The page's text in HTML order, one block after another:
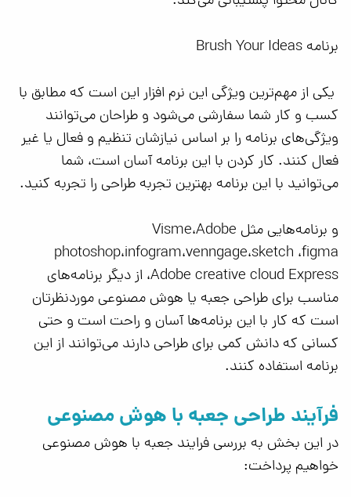
برنامه Brush Your Ideas
یکی از مهم‌ترین ویژگی این نرم افزار این است که مطابق با
کسب و کار شما سفارشی می‌شود و طراحان می‌توانند
ویژگی‌های برنامه را بر اساس نیازشان تنظیم و فعال یا غیر
فعال کنند. کار کردن با این برنامه آسان است، شما
می‌توانید با این برنامه بهترین تجربه طراحی را تجربه کنید.
و برنامه‌هایی مثل Visme،Adobe
photoshop،infogram،venngage،sketch ،figma
،Adobe creative cloud Express از دیگر برنامه‌های
مناسب برای طراحی جعبه یا هوش مصنوعی موردنظرتان
است که کار با این برنامه‌ها آسان و راحت است و حتی
کسانی که دانش کمی برای طراحی دارند می‌توانند از این
برنامه استفاده کنند.
فرآیند طراحی جعبه با هوش مصنوعی
در این بخش به بررسی فرایند جعبه با هوش مصنوعی
خواهیم پرداخت: